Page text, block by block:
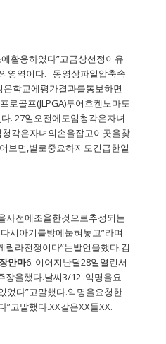
활용하였다”고금상선정이유
영역이다. 동영상파일압축속
학교에평가결과를통보하면
골프(JLPGA)투어호켄노마도
. 27일오전에도임청각은자녀
각은자녀의손을잡고이곳을찾
보면,별로중요하지도긴급한일
사전에조율한것으로추정되는
시아기를방에눕혀놓고”라며
릴라전쟁이다”는발언을했다.김
안마6. 이어지난달28일열린서
장을했다.날씨3/12 .익명을요
었다”고말했다.익명을요청한
고말했다.XX같은XX들XX.